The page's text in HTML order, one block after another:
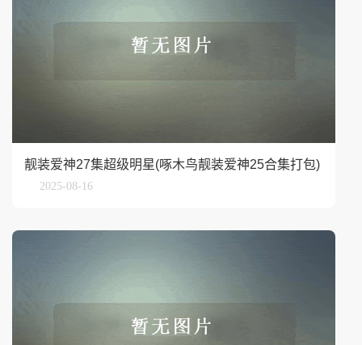
靓装爱神27集超级明星(啄木鸟靓装爱神25合集打包)
2025-08-16